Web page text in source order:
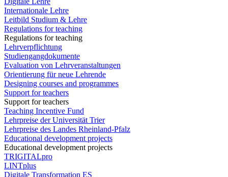
Internationale Lehre
Leitbild Studium & Lehre
Regulations for teaching
Regulations for teaching
Lehrverpflichtung
Studiengangdokumente
Evaluation von Lehrveranstaltungen
Orientierung für neue Lehrende
Designing courses and programmes
Support for teachers
Support for teachers
Teaching Incentive Fund
Lehrpreise der Universität Trier
Lehrpreise des Landes Rheinland-Pfalz
Educational development projects
Educational development projects
TRIGITALpro
LINTplus
Digitale Transformation ES